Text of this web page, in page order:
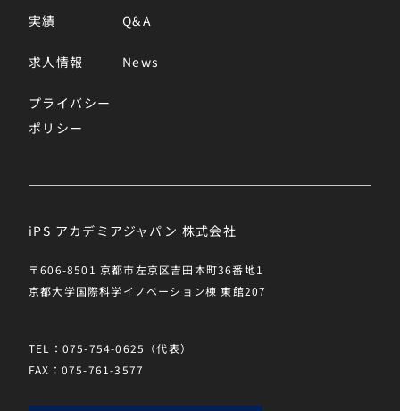
実績 Q&A
求人情報 News
プライバシー
ポリシー
iPS アカデミアジャパン 株式会社
〒606-8501 京都市左京区吉田本町36番地1
京都大学国際科学イノベーション棟 東館207
TEL：075-754-0625（代表）
FAX：075-761-3577